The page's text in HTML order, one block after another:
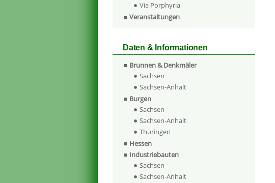
Via Porphyria
Veranstaltungen
Daten & Informationen
Brunnen & Denkmäler
Sachsen
Sachsen-Anhalt
Burgen
Sachsen
Sachsen-Anhalt
Thüringen
Hessen
Industriebauten
Sachsen
Sachsen-Anhalt